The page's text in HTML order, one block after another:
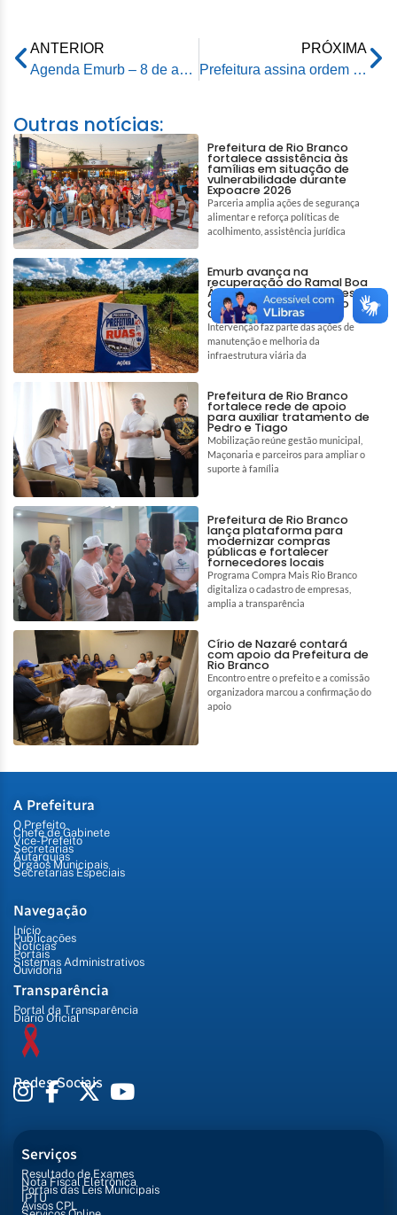
ANTERIOR
Agenda Emurb – 8 de abril de 2024
PRÓXIMA
Prefeitura assina ordem de serviço do Asfalta Rio Branco para a regional da Cadeia Velha
Outras notícias:
Prefeitura de Rio Branco
fortalece assistência às
famílias em situação de
vulnerabilidade durante
Expoacre 2026
Parceria amplia ações de segurança
alimentar e reforça políticas de
acolhimento, assistência jurídica
Emurb avança na
recuperação do Ramal Boa
Água e garante melhores
condições de acesso no
Quixadá
Intervenção faz parte das ações de
manutenção e melhoria da
infraestrutura viária da
Prefeitura de Rio Branco
fortalece rede de apoio
para auxiliar tratamento de
Pedro e Tiago
Mobilização reúne gestão municipal,
Maçonaria e parceiros para ampliar o
suporte à família
Prefeitura de Rio Branco
lança plataforma para
modernizar compras
públicas e fortalecer
fornecedores locais
Programa Compra Mais Rio Branco
digitaliza o cadastro de empresas,
amplia a transparência
Círio de Nazaré contará
com apoio da Prefeitura de
Rio Branco
Encontro entre o prefeito e a comissão
organizadora marcou a confirmação do
apoio
A Prefeitura
O Prefeito
Chefe de Gabinete
Vice-Prefeito
Secretarias
Autarquias
Órgãos Municipais
Secretarias Especiais
Navegação
Início
Publicações
Notícias
Portais
Sistemas Administrativos
Ouvidoria
Transparência
Portal da Transparência
Diário Oficial
Redes Sociais
Serviços
Resultado de Exames
Nota Fiscal Eletrônica
Portais das Leis Municipais
IPTU
Avisos CPL